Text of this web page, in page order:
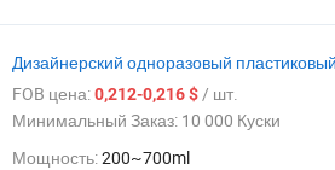
Дизайнерский одноразовый
FOB цена:0,212-0,216 $/ шт.
Минимальный Заказ: 10 000 Куски
Мощность:200~700ml